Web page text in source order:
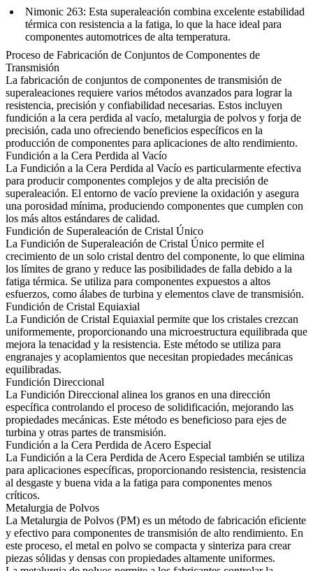
Nimonic 263: Esta superaleación combina excelente estabilidad
térmica con resistencia a la fatiga, lo que la hace ideal para
componentes automotrices de alta temperatura.
Proceso de Fabricación de Conjuntos de Componentes de
Transmisión
La fabricación de conjuntos de componentes de transmisión de
superaleaciones requiere varios métodos avanzados para lograr la
resistencia, precisión y confiabilidad necesarias. Estos incluyen
fundición a la cera perdida al vacío, metalurgia de polvos y forja de
precisión, cada uno ofreciendo beneficios específicos en la
producción de componentes para aplicaciones de alto rendimiento.
Fundición a la Cera Perdida al Vacío
La Fundición a la Cera Perdida al Vacío es particularmente efectiva
para producir componentes complejos y de alta precisión de
superaleación. El entorno de vacío previene la oxidación y asegura
una porosidad mínima, produciendo componentes que cumplen con
los más altos estándares de calidad.
Fundición de Superaleación de Cristal Único
La Fundición de Superaleación de Cristal Único permite el
crecimiento de un solo cristal dentro del componente, lo que elimina
los límites de grano y reduce las posibilidades de falla debido a la
fatiga térmica. Se utiliza para componentes expuestos a altos
esfuerzos, como álabes de turbina y elementos clave de transmisión.
Fundición de Cristal Equiaxial
La Fundición de Cristal Equiaxial permite que los cristales crezcan
uniformemente, proporcionando una microestructura equilibrada que
mejora la tenacidad y la resistencia. Este método se utiliza para
engranajes y acoplamientos que necesitan propiedades mecánicas
equilibradas.
Fundición Direccional
La Fundición Direccional alinea los granos en una dirección
específica controlando el proceso de solidificación, mejorando las
propiedades mecánicas. Este método es beneficioso para ejes de
turbina y otras partes de transmisión.
Fundición a la Cera Perdida de Acero Especial
La Fundición a la Cera Perdida de Acero Especial también se utiliza
para aplicaciones específicas, proporcionando resistencia, resistencia
al desgaste y buena vida a la fatiga para componentes menos
críticos.
Metalurgia de Polvos
La Metalurgia de Polvos (PM) es un método de fabricación eficiente
y efectivo para componentes de transmisión de alto rendimiento. En
este proceso, el metal en polvo se compacta y sinteriza para crear
piezas sólidas y densas con propiedades altamente uniformes.